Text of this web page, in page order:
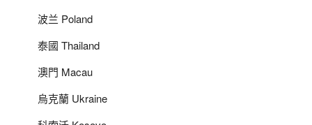
波兰 Poland
泰國 Thailand
澳門 Macau
烏克蘭 Ukraine